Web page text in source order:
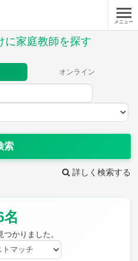
メニュー
に家庭教師を探す
オンライン
索
詳しく検索する
名
かりました。
古典
音楽 保健体育